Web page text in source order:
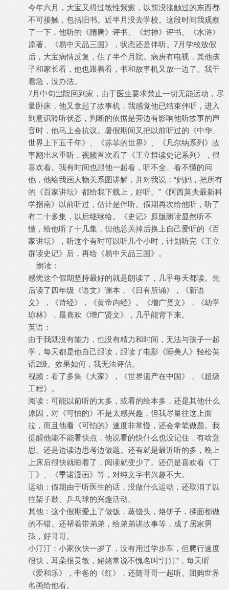
今年六月，大宝又得过敏性紫癜，以前没接触过的东西都
不可接触，包括旧书。近半月没去学校。这段时间我观察
了一下，他听的《隋唐》评书、《封神》评书、《水浒》
原著、《易中天品三国》，状态还是伴听。7月学校放假
后，大宝病情反复，住了半个月院。病房有电视，其他孩
子和家长看，他也跟着看，书和故事机又放一边了。我干
着急，没办法。
7月中旬岀院回到家，由于医生要求禁止一切无能运动，尽
量卧床，他又拿起了故事机，我感觉他已结束伴听，进入
到意识聆听状态，判断的依据是旁边有影响他听故事的声
音时，他马上会抗议。暑假期间又把以前听过的《中华、
世界上下五千年》、《苏菲的世界》、《凡尔纳系列》故
事翻岀来重听，视频首次看了《王立群读史记系列》，很
喜欢看。我有时间也跟他一起看，听不全、看不懂的问
他，他给我画人物关系图讲解，并对我说：“妈妈，把所有
的《百家讲坛》都给我下载上，好听。”《阿西莫夫最新科
学指南》以前听过，估计是伴听。假期再次给他听，听了
有二十多集，以后继续给。《史记》原版朗读显然听不
懂，给他听了十几集，但他总关掉后换上自己爱听的《百
家讲坛》，听这个有时可以听几个小时，计划听完《王立
群读史记》后，再给《易中天品三国》。
朗读：
感觉这个假期坚持最好的就是朗读了，几乎每天都读。先
后读了四年级《语文》课本，《日有所诵》，《新语
文》，《诗经》，《黄帝内经》。《增广贤文》，《幼学
琼林》，最喜欢《增广贤文》，几乎能背下来。
英语：
由于我既没有能力，也没有精力和时间，无法与孩子一起
学，每天都是他自己跟读，跟读了电影《睡美人》轻松英
语2级。效果如何，我无法评估。
视频：看了多集《大家》，《世界遗产在中国》，《超级
工程》。
阅读：可能以前听的太多，或看的绘本多，还是其他什么
原因，对《可怕的》不是太感兴趣，但我尽量往这上面
拉，而且他看《可怕的》速度非常慢，还会拿笔做题。我
提醒他能不能看快点，他说看的快什么也没记住，有啥意
思。还是边读边思考边做题。还有就是最近听的多，晚上
上床后很快就睡着了，阅读就变少了。还仍是喜欢看《丁
丁》、《季诺漫画》等，对纯文字书兴趣不大。
运动：假期由于听医生的话，没做什么运动，还取消了以
往架子鼓、乒乓球的兴趣活动。
其他：这个假期爱上了做饭，蒸馒头，烙饼子，揉面都做
的不错。还帮着带弟弟，给弟弟讲故事等，成了居家男
孩，好哥哥。
小汀汀：小家伙快一岁了，没有用过学步车，但爬行速度
很快，耳朵很灵敏，姥姥常说不愧名叫“汀汀”，每天听
《爱和乐》，申爸的《红》，还随哥哥一起听。团购世界
名画给他看。